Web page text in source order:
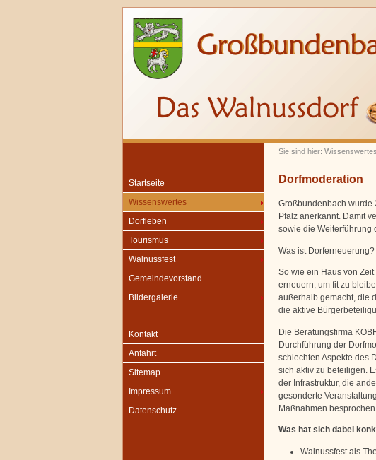
Sie sind hier: Wissenswertes
Startseite
Wissenswertes
Dorfleben
Tourismus
Walnussfest
Gemeindevorstand
Bildergalerie
Kontakt
Anfahrt
Sitemap
Impressum
Datenschutz
Dorfmoderation
Großbundenbach wurde
Pfalz anerkannt. Damit
sowie die Weiterführung
Was ist Dorferneuerung?
So wie ein Haus von
erneuern, um fit zu
außerhalb gemacht, die
die aktive
Die Beratungsfirma
Durchführung der
schlechten Aspekte des
sich aktiv zu beteiligen.
der Infrastruktur, die
gesonderte
Maßnahmen
Was hat sich dabei
Walnussfest als